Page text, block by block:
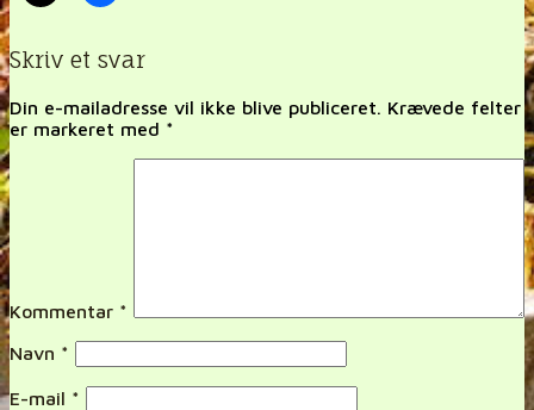
Skriv et svar
Din e-mailadresse vil ikke blive publiceret. Krævede felter
er markeret med *
Kommentar *
Navn *
E-mail *